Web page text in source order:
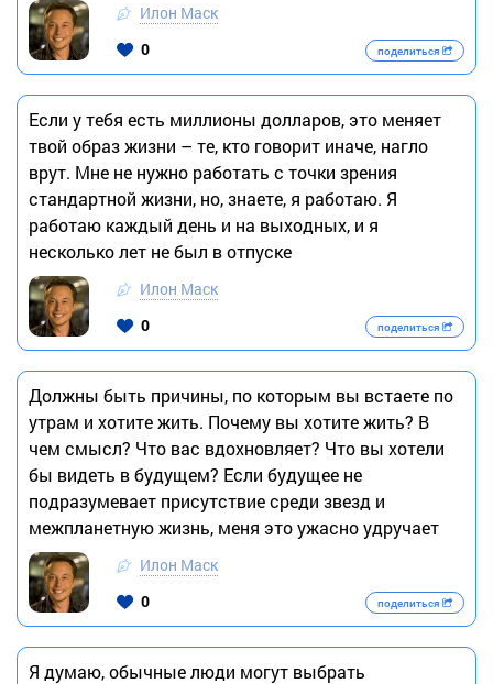
Илон Маск
0
поделиться
Если у тебя есть миллионы долларов, это меняет
твой образ жизни – те, кто говорит иначе, нагло
врут. Мне не нужно работать с точки зрения
стандартной жизни, но, знаете, я работаю. Я
работаю каждый день и на выходных, и я
несколько лет не был в отпуске
Илон Маск
0
поделиться
Должны быть причины, по которым вы встаете по
утрам и хотите жить. Почему вы хотите жить? В
чем смысл? Что вас вдохновляет? Что вы хотели
бы видеть в будущем? Если будущее не
подразумевает присутствие среди звезд и
межпланетную жизнь, меня это ужасно удручает
Илон Маск
0
поделиться
Я думаю, обычные люди могут выбрать